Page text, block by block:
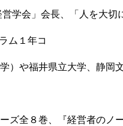
学会」会長、「人を大切
ム１年コ
）や福井県立大学、静岡
ズ全８巻、『経営者のノ